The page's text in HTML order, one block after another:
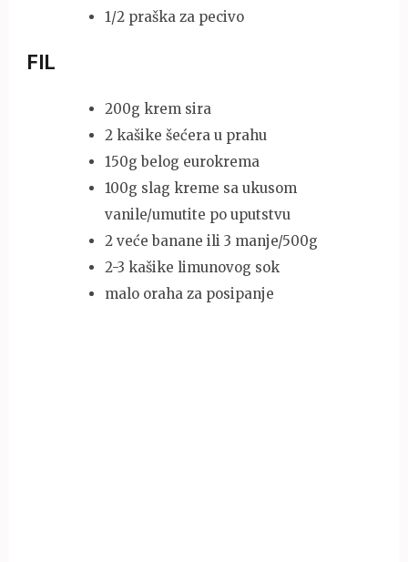
1/2 praška za pecivo
FIL
200g krem sira
2 kašike šećera u prahu
150g belog eurokrema
100g slag kreme sa ukusom
vanile/umutite po uputstvu
2 veće banane ili 3 manje/500g
2-3 kašike limunovog sok
malo oraha za posipanje